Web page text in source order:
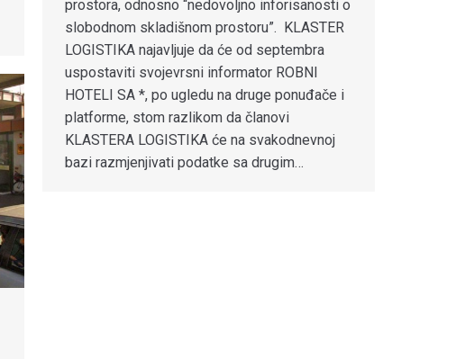
prostora, odnosno “nedovoljno inforisanosti o
slobodnom skladišnom prostoru”. KLASTER
LOGISTIKA najavljuje da će od septembra
uspostaviti svojevrsni informator ROBNI
HOTELI SA *, po ugledu na druge ponuđače i
platforme, stom razlikom da članovi
KLASTERA LOGISTIKA će na svakodnevnoj
bazi razmjenjivati podatke sa drugim…